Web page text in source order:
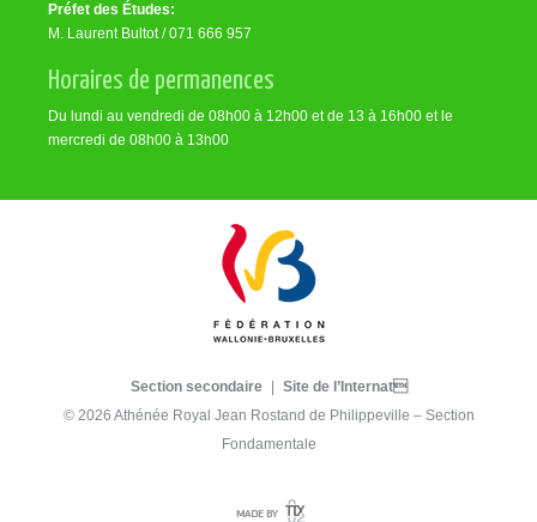
Préfet des Études:
M. Laurent Bultot / 071 666 957
Horaires de permanences
Du lundi au vendredi de 08h00 à 12h00 et de 13 à 16h00 et le
mercredi de 08h00 à 13h00
Section secondaire
Site de l’Internat
© 2026 Athénée Royal Jean Rostand de Philippeville – Section
Fondamentale